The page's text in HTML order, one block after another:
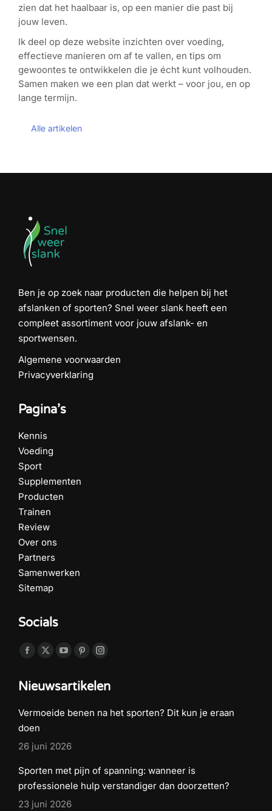
zien dat het haalbaar is, op een manier die past bij
jouw leven.
Ik deel op deze website inzichten over voeding,
effectieve manieren om af te vallen, en tips om
gewoontes te ontwikkelen die je écht kunt volhouden.
Samen maken we een plan dat werkt – voor jou, en op
lange termijn.
Alle artikelen
Ben je op zoek naar producten die helpen bij het
afslanken of sporten? Snel weer slank heeft een
compleet assortiment voor jouw afslank- en
sportwensen.
Algemene voorwaarden
Privacyverklaring
Pagina’s
Kennis
Voeding
Sport
Supplementen
Producten
Trainen
Review
Over ons
Partners
Samenwerken
Sitemap
Socials
Vind ons op:
Facebook
opens
new
X
opens
new
YouTube
opens
new
Pinterest
opens
new
Instagram
opens
new
Nieuwsartikelen
Vermoeide benen na het sporten? Dit kun je eraan
doen
26 juni 2026
Sporten met pijn of spanning: wanneer is
professionele hulp verstandiger dan doorzetten?
23 juni 2026